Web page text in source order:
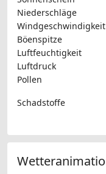
Niederschläge
Windgeschwindigkeit
Böenspitze
Luftfeuchtigkeit
Luftdruck
Pollen
Schadstoffe